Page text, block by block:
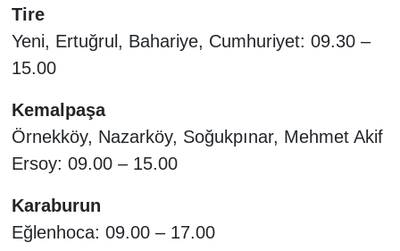
Tire
Yeni, Ertuğrul, Bahariye, Cumhuriyet: 09.30 –
15.00
Kemalpaşa
Örnekköy, Nazarköy, Soğukpınar, Mehmet Akif
Ersoy: 09.00 – 15.00
Karaburun
Eğlenhoca: 09.00 – 17.00